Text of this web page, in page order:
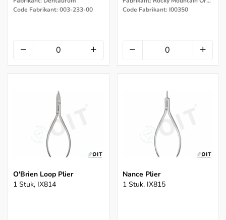
Code Fabrikant: 003-233-00
Code Fabrikant: I00350
O'Brien Loop Plier
1 Stuk, IX814
Nance Plier
1 Stuk, IX815